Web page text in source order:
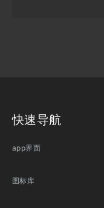
快速导航
app界面
图标库